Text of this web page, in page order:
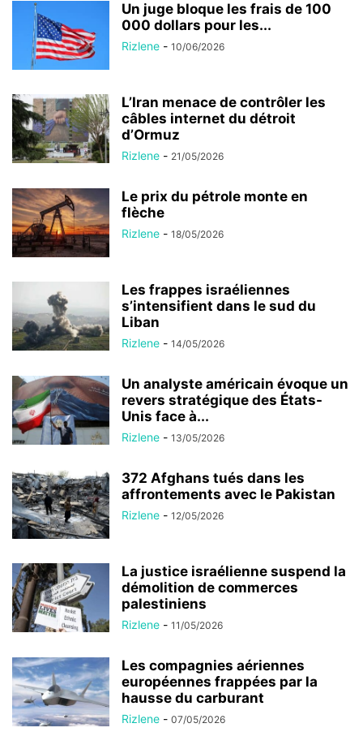
Un juge bloque les frais de 100
000 dollars pour les...
Rizlene - 10/06/2026
L’Iran menace de contrôler les
câbles internet du détroit
d’Ormuz
Rizlene - 21/05/2026
Le prix du pétrole monte en
flèche
Rizlene - 18/05/2026
Les frappes israéliennes
s’intensifient dans le sud du
Liban
Rizlene - 14/05/2026
Un analyste américain évoque un
revers stratégique des États-
Unis face à...
Rizlene - 13/05/2026
372 Afghans tués dans les
affrontements avec le Pakistan
Rizlene - 12/05/2026
La justice israélienne suspend la
démolition de commerces
palestiniens
Rizlene - 11/05/2026
Les compagnies aériennes
européennes frappées par la
hausse du carburant
Rizlene - 07/05/2026